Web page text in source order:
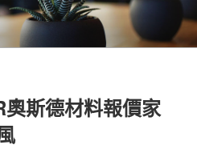
斯德材料報價家